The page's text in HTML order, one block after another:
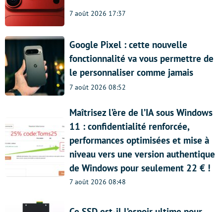
7 août 2026 17:37
Google Pixel : cette nouvelle
fonctionnalité va vous permettre de
le personnaliser comme jamais
7 août 2026 08:52
Maîtrisez l’ère de l’IA sous Windows
11 : confidentialité renforcée,
performances optimisées et mise à
niveau vers une version authentique
de Windows pour seulement 22 € !
7 août 2026 08:48